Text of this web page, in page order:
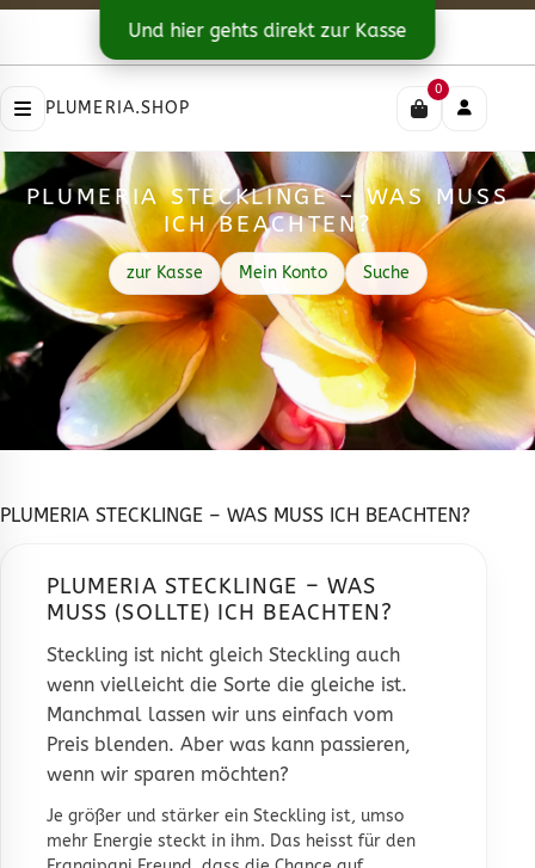
Kontakt|Versandarten
PLUMERIA.SHOP
0
PLUMERIA STECKLINGE – WAS MUSS
ICH BEACHTEN?
zur Kasse Mein Konto Suche
PLUMERIA STECKLINGE – WAS MUSS ICH BEACHTEN?
PLUMERIA STECKLINGE – WAS
MUSS (SOLLTE) ICH BEACHTEN?
Steckling ist nicht gleich Steckling auch
wenn vielleicht die Sorte die gleiche ist.
Manchmal lassen wir uns einfach vom
Preis blenden. Aber was kann passieren,
wenn wir sparen möchten?
Je größer und stärker ein Steckling ist, umso
mehr Energie steckt in ihm. Das heisst für den
Und hier gehts direkt zur Kasse